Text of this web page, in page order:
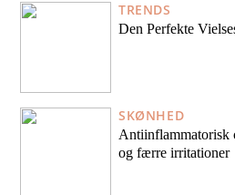
TRENDS
Den Perfekte
SKØNHED
Antiinflammatorisk
og færre irritationer